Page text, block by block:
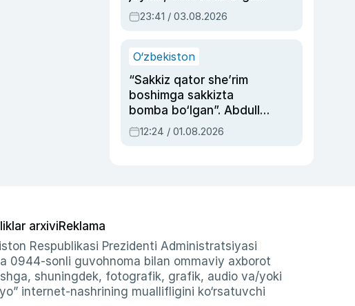
ayolga sud hukmi o‘qildi
23:41 / 03.08.2026
O‘zbekiston
“Sakkiz qator she’rim
boshimga sakkizta
bomba bo‘lgan”. Abdulla
Oripovni siyosiy
ayblovlardan asrab
12:24 / 01.08.2026
arxiviReklama
Respublikasi Prezidenti Administratsiyasi
0944-sonli guvohnoma bilan ommaviy axborot
shuningdek, fotografik, grafik, audio va/yoki
internet-nashrining muallifligini ko‘rsatuvchi